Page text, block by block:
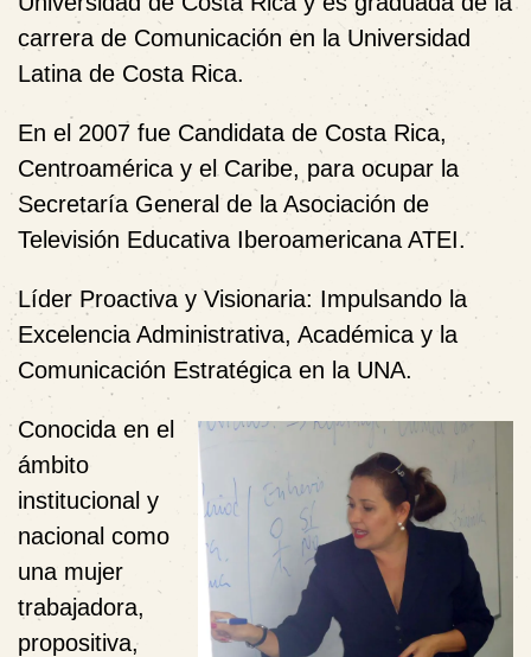
carrera de Comunicación en la Universidad
Latina de Costa Rica.
En el 2007 fue Candidata de Costa Rica,
Centroamérica y el Caribe, para ocupar la
Secretaría General de la Asociación de
Televisión Educativa Iberoamericana ATEI.
Líder Proactiva y Visionaria: Impulsando la
Excelencia Administrativa, Académica y la
Comunicación Estratégica en la UNA.
Conocida en el
ámbito
institucional y
nacional como
una mujer
trabajadora,
propositiva,